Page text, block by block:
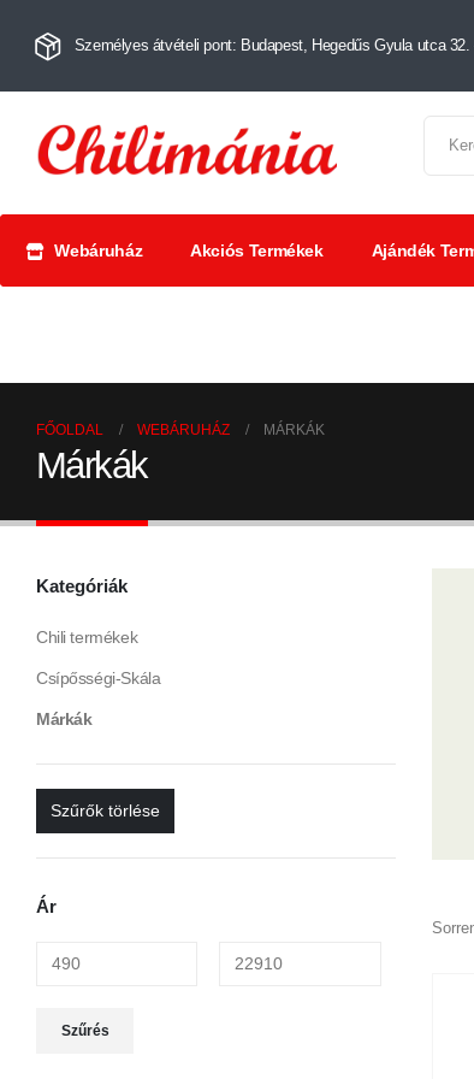
Személyes átvételi pont: Budapest, Hegedűs Gyula utca 32.
Webáruház Akciós Termékek Ajándék
FŐOLDAL WEBÁRUHÁZ MÁRKÁK
Márkák
Kategóriák
Chili termékek
Csípősségi-Skála
Márkák
Szűrők törlése
Ár
Szűrés